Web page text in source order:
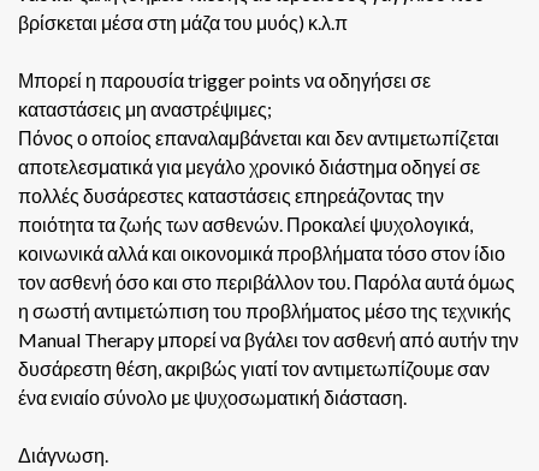
βρίσκεται μέσα στη μάζα του μυός) κ.λ.π
Μπορεί η παρουσία trigger points να οδηγήσει σε
καταστάσεις μη αναστρέψιμες;
Πόνος ο οποίος επαναλαμβάνεται και δεν αντιμετωπίζεται
αποτελεσματικά για μεγάλο χρονικό διάστημα οδηγεί σε
πολλές δυσάρεστες καταστάσεις επηρεάζοντας την
ποιότητα τα ζωής των ασθενών. Προκαλεί ψυχολογικά,
κοινωνικά αλλά και οικονομικά προβλήματα τόσο στον ίδιο
τον ασθενή όσο και στο περιβάλλον του. Παρόλα αυτά όμως
η σωστή αντιμετώπιση του προβλήματος μέσο της τεχνικής
Manual Therapy μπορεί να βγάλει τον ασθενή από αυτήν την
δυσάρεστη θέση, ακριβώς γιατί τον αντιμετωπίζουμε σαν
ένα ενιαίο σύνολο με ψυχοσωματική διάσταση.
Διάγνωση.